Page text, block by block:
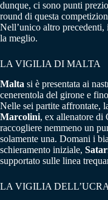
dunque, ci sono punti
round di questa
Nell’unico altro precedenti,
la meglio.
LA VIGILIA DI MALTA
Malta si è presentata ai
cenerentola del girone e
Nelle sei partite affrontate,
Marcolini, ex allenatore di
raccogliere nemmeno un
solamente una. Domani i
schieramento iniziale,
supportato sulle linea
LA VIGILIA